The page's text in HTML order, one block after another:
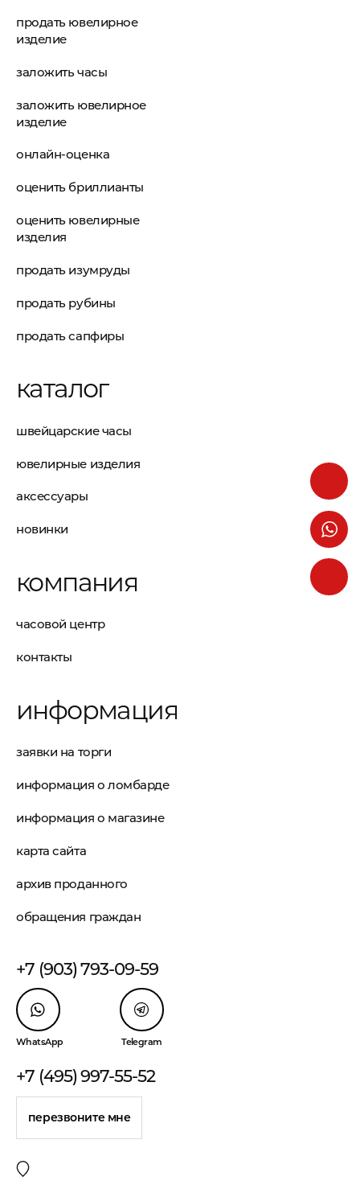
продать ювелирное
изделие
заложить часы
заложить ювелирное
изделие
онлайн-оценка
оценить бриллианты
оценить ювелирные
изделия
продать изумруды
продать рубины
продать сапфиры
каталог
швейцарские часы
ювелирные изделия
аксессуары
новинки
компания
часовой центр
контакты
информация
заявки на торги
информация о ломбарде
информация о магазине
карта сайта
архив проданного
обращения граждан
+7 (903) 793-09-59
WhatsApp Telegram
+7 (495) 997-55-52
перезвоните мне